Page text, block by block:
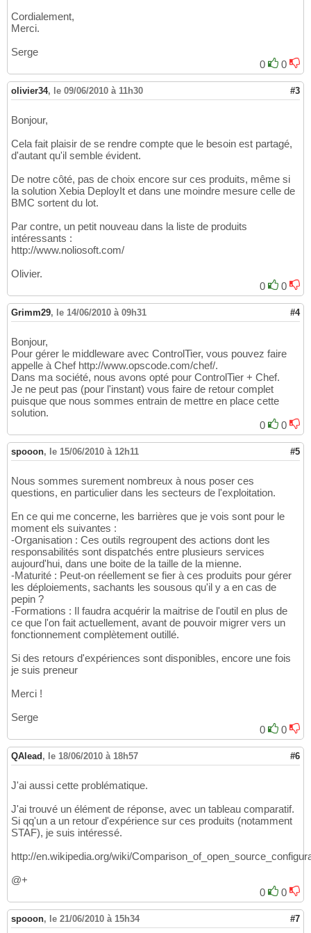
Cordialement,
Merci.
Serge
0
0
olivier34, le 09/06/2010 à 11h30 #3
Bonjour,
Cela fait plaisir de se rendre compte que le besoin est partagé,
d'autant qu'il semble évident.
De notre côté, pas de choix encore sur ces produits, même si
la solution Xebia DeployIt et dans une moindre mesure celle de
BMC sortent du lot.
Par contre, un petit nouveau dans la liste de produits
intéressants :
http://www.noliosoft.com/
Olivier.
0
0
Grimm29, le 14/06/2010 à 09h31 #4
Bonjour,
Pour gérer le middleware avec ControlTier, vous pouvez faire
appelle à Chef http://www.opscode.com/chef/.
Dans ma société, nous avons opté pour ControlTier + Chef.
Je ne peut pas (pour l'instant) vous faire de retour complet
puisque que nous sommes entrain de mettre en place cette
solution.
0
0
spooon, le 15/06/2010 à 12h11 #5
Nous sommes surement nombreux à nous poser ces
questions, en particulier dans les secteurs de l'exploitation.
En ce qui me concerne, les barrières que je vois sont pour le
moment els suivantes :
-Organisation : Ces outils regroupent des actions dont les
responsabilités sont dispatchés entre plusieurs services
aujourd'hui, dans une boite de la taille de la mienne.
-Maturité : Peut-on réellement se fier à ces produits pour gérer
les déploiements, sachants les sousous qu'il y a en cas de
pepin ?
-Formations : Il faudra acquérir la maitrise de l'outil en plus de
ce que l'on fait actuellement, avant de pouvoir migrer vers un
fonctionnement complètement outillé.
Si des retours d'expériences sont disponibles, encore une fois
je suis preneur
Merci !
Serge
0
0
QAlead , le 18/06/2010 à 18h57 #6
J'ai aussi cette problématique.
J'ai trouvé un élément de réponse, avec un tableau comparatif.
Si qq'un a un retour d'expérience sur ces produits (notamment
STAF), je suis intéressé.
http://en.wikipedia.org/wiki/
@+
0
0
spooon, le 21/06/2010 à 15h34 #7